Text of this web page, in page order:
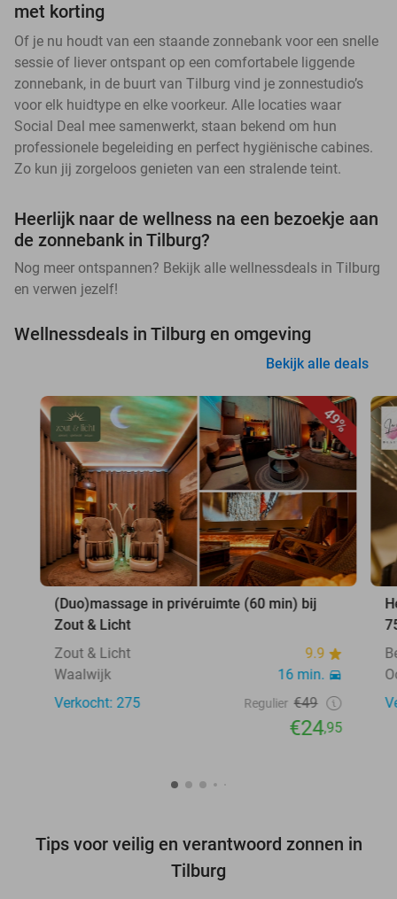
met korting
Of je nu houdt van een staande zonnebank voor een snelle
sessie of liever ontspant op een comfortabele liggende
zonnebank, in de buurt van Tilburg vind je zonnestudio’s
voor elk huidtype en elke voorkeur. Alle locaties waar
Social Deal mee samenwerkt, staan bekend om hun
professionele begeleiding en perfect hygiënische cabines.
Zo kun jij zorgeloos genieten van een stralende teint.
Heerlijk naar de wellness na een bezoekje aan
de zonnebank in Tilburg?
Nog meer ontspannen? Bekijk alle wellnessdeals in Tilburg
en verwen jezelf!
Wellnessdeals in Tilburg en omgeving
Bekijk alle deals
49%
(Duo)massage in privéruimte (60 min) bij
Zout & Licht
Zout & Licht
9.9
Waalwijk
16 min.
Verkocht: 275
Regulier €49
€24,95
Tips voor veilig en verantwoord zonnen in
Tilburg